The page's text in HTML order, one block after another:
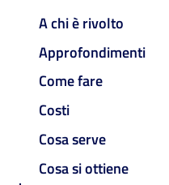
A chi è rivolto
Approfondimenti
Come fare
Costi
Cosa serve
Cosa si ottiene